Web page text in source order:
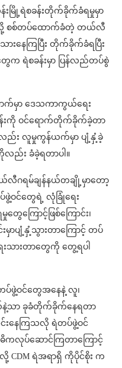
းမြို့ရဲစခန်းတိုက်ခိုက်ခံရမှုမှာ
င့်လို့ စစ်တပ်ထောက်ခံတဲ့ တယ်လီ
းနေကြပြီး တိုက်ခိုက်ခံရပြီး
ေက ရဲစခန်းမှာ ပြန်လည်တပ်စွဲ
က်မှာ ဒေသကာကွယ်ရေး
န်းကို ဝင်ရောက်တိုက်ခိုက်ခဲ့တာ
ည်း လူမှုကွန်ယက်မှာ ပျံ့နှံ့ခဲ့
လည်း ခံခဲ့ရတာပါ။
ဂရမ်ချန်နယ်တချို့မှာတော့
ဖွဲ့ဝင်တွေရဲ့ လုံခြုံရေး
ေကြောင့်ဖြစ်ကြောင်း၊
ပျံ့နှံ့သွားတာကြောင့် တပ်
းသားတာတွေကို တွေ့ရပါ
ပ်ဖွဲ့ဝင်တွေအနေနဲ့ လူ၊
သာ ခုခံတိုက်ခိုက်နေရတာ
းနေကြသလို ရဲတပ်ဖွဲ့ဝင်
ဓိကလုပ်ဆောင်ကြတာကြောင့်
ရဲအရာရှိ ကိုပိုင်စိုး က